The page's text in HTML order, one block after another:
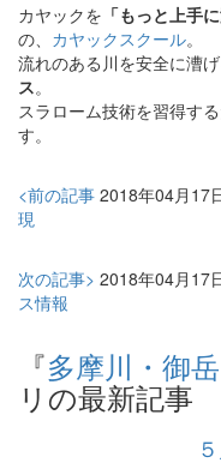
カヤックを 「もっと上手
の、 カヤックスクール。
流れのある川を安全に漕
ス。
スラローム技術を習得す
す。
<前の記事 2018年04月17
現
次の記事> 2018年04月17
ス情報
『多摩川・御
リの最新記事